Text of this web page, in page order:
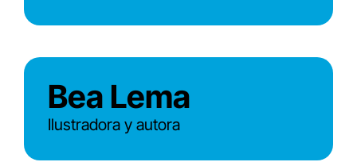
Bea Lema
Ilustradora y autora